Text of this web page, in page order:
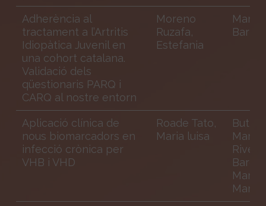
Adherència al
tractament a l’Artritis
Idiopàtica Juvenil en
una cohort catalana.
Validació dels
qüestionaris PARQ i
CARQ al nostre entorn
Moreno
Ruzafa,
Estefania
Marsal
Barril,
Aplicació clínica de
nous biomarcadors en
infecció crònica per
VHB i VHD
Roade Tato,
Maria luisa
Buti
Maria;
Maria
Mar